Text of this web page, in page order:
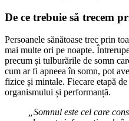
De ce trebuie să trecem
Persoanele sănătoase trec prin
mai multe ori pe noapte.
precum și tulburările de somn
cum ar fi apneea în somn, pot
fizice și mintale. Fiecare etapă
organismului și performanță.
„Somnul este cel care